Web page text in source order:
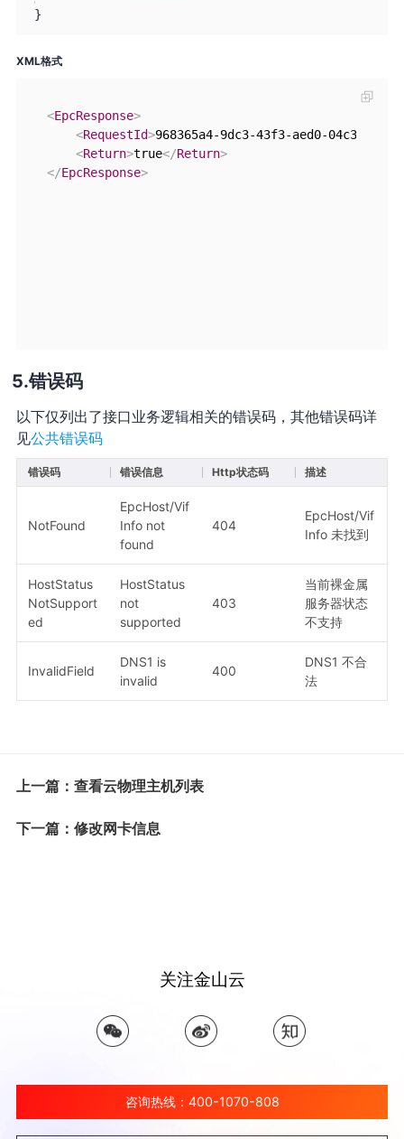
}
XML格式
<EpcResponse>
<RequestId>968365a4-9dc3-43f3-aed0-
<Return>true</Return>
</EpcResponse>
错误码
以下仅列出了接口业务逻辑相关的错误码，其他错误码详
见公共错误码
错误码 错误信息 Http状态码 描述
NotFound
EpcHost/Vif
Info not
found
404
EpcHost/Vif
Info 未找到
HostStatus
NotSupport
ed
HostStatus
not
supported
403
当前裸金属
服务器状态
不支持
InvalidField
DNS1 is
invalid
400
DNS1 不合
法
上一篇：查看云物理主机列表
下一篇：修改网卡信息
关注金山云
咨询热线：400-1070-808